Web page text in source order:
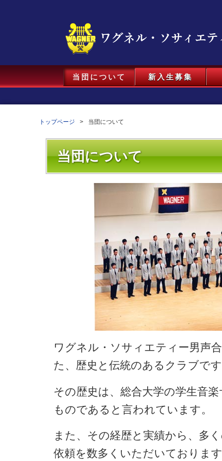
当団について 新入生募集
トップページ 当団について
当団について
ワグネル・ソサィエティー男声
た、歴史と伝統のあるクラブで
その歴史は、総合大学の学生音
ものであると言われています。
また、その経歴と実績から、多
依頼を数多くいただいておりま